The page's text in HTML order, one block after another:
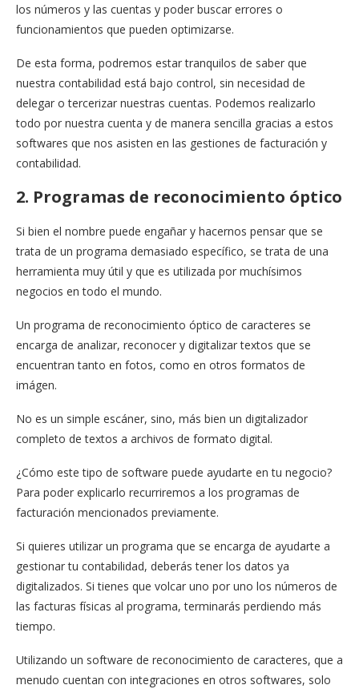
los números y las cuentas y poder buscar errores o
funcionamientos que pueden optimizarse.
De esta forma, podremos estar tranquilos de saber que
nuestra contabilidad está bajo control, sin necesidad de
delegar o tercerizar nuestras cuentas. Podemos realizarlo
todo por nuestra cuenta y de manera sencilla gracias a estos
softwares que nos asisten en las gestiones de facturación y
contabilidad.
2. Programas de reconocimiento óptico
Si bien el nombre puede engañar y hacernos pensar que se
trata de un programa demasiado específico, se trata de una
herramienta muy útil y que es utilizada por muchísimos
negocios en todo el mundo.
Un programa de reconocimiento óptico de caracteres se
encarga de analizar, reconocer y digitalizar textos que se
encuentran tanto en fotos, como en otros formatos de
imágen.
No es un simple escáner, sino, más bien un digitalizador
completo de textos a archivos de formato digital.
¿Cómo este tipo de software puede ayudarte en tu negocio?
Para poder explicarlo recurriremos a los programas de
facturación mencionados previamente.
Si quieres utilizar un programa que se encarga de ayudarte a
gestionar tu contabilidad, deberás tener los datos ya
digitalizados. Si tienes que volcar uno por uno los números de
las facturas físicas al programa, terminarás perdiendo más
tiempo.
Utilizando un software de reconocimiento de caracteres, que a
menudo cuentan con integraciones en otros softwares, solo